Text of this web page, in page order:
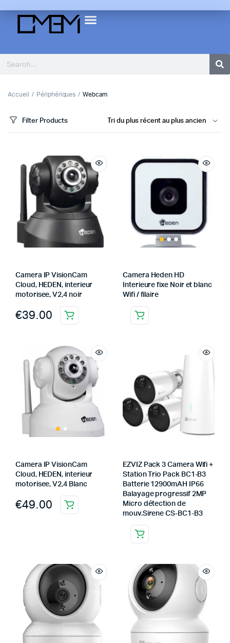
Accueil Périphériques Webcam
Filter Products
Camera IP VisionCam
Cloud, HEDEN, interieur
motorisee, V2,4 noir
€39.00
Camera Heden HD
Interieure fixe Noir et blanc
Wifi / filaire
Camera IP VisionCam
Cloud, HEDEN, interieur
motorisee, V2,4 Blanc
€49.00
EZVIZ Pack 3 Camera Wifi +
Station Trio Pack BC1-B3
Batterie 12900mAH IP66
Balayage progressif 2MP
Micro détection de
mouv.Sirene CS-BC1-B3